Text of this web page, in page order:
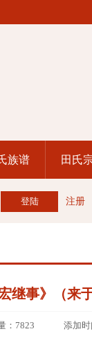
族谱 田氏
注册
继事》（来
7823 添加时间